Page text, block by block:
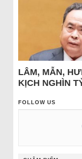
LÂM, MẪN,
KỊCH NGHÌN
FOLLOW US